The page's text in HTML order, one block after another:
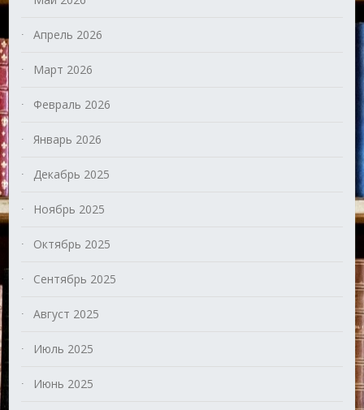
Апрель 2026
Март 2026
Февраль 2026
Январь 2026
Декабрь 2025
Ноябрь 2025
Октябрь 2025
Сентябрь 2025
Август 2025
Июль 2025
Июнь 2025